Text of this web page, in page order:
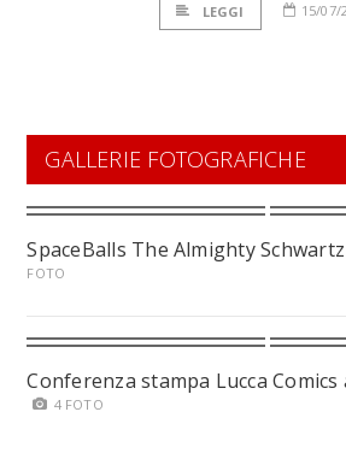
LEGGI 15/07/
GALLERIE FOTOGRAFICHE
SpaceBalls The Almighty Schwartz
FOTO
Conferenza stampa Lucca Comics
4 FOTO